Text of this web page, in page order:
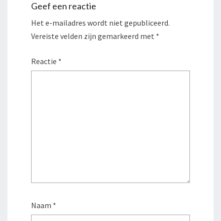
Geef een reactie
Het e-mailadres wordt niet gepubliceerd.
Vereiste velden zijn gemarkeerd met *
Reactie *
Naam *